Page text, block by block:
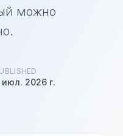
можно
июл. 2026 г.